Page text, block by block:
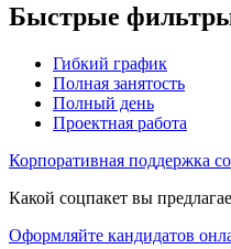
Быстрые
Гибкий график
Полная занятость
Полный день
Проектная работа
Корпоративная поддержка
Какой соцпакет вы
Оформляйте кандидатов